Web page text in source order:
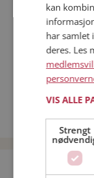
Dating på mobilen
Dating på
Nettdatingtips
Match Making på
Single synes
Date kvinner i
Date menn i Norge
kan
har samlet
deres. Les
VIS ALLE
Strengt